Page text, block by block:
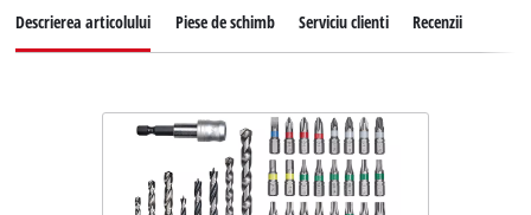
Descrierea articolului Piese de schimb Serviciu clienti Recenzii